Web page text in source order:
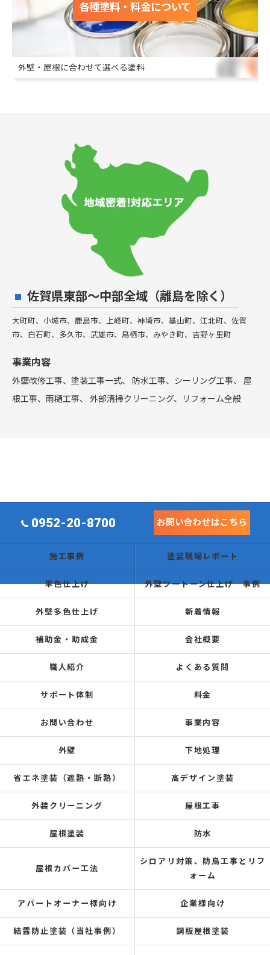
各種塗料・料金について
外壁・屋根に合わせて選べる塗料
佐賀県東部〜中部全域（離島を除く）
大町町、小城市、鹿島市、上峰町、神埼市、基山町、江北町、佐賀
市、白石町、多久市、武雄市、鳥栖市、みやき町、吉野ヶ里町
事業内容
外壁改修工事、塗装工事⼀式、 防水工事、シーリング工事、 屋
根工事、雨樋工事、 外部清掃クリーニング、リフォーム全般
0952-20-8700 お問い合わせはこちら
施工事例 塗装現場レポート
単色仕上げ 外壁ツートーン仕上げ 事例
外壁多色仕上げ 新着情報
補助金・助成金 会社概要
職人紹介 よくある質問
サポート体制 料金
お問い合わせ 事業内容
外壁 下地処理
省エネ塗装（遮熱・断熱） 高デザイン塗装
外装クリーニング 屋根工事
屋根塗装 防水
屋根カバー工法
シロアリ対策、防鳥工事とリフ
ォーム
アパートオーナー様向け 企業様向け
結露防止塗装（当社事例） 鋼板屋根塗装